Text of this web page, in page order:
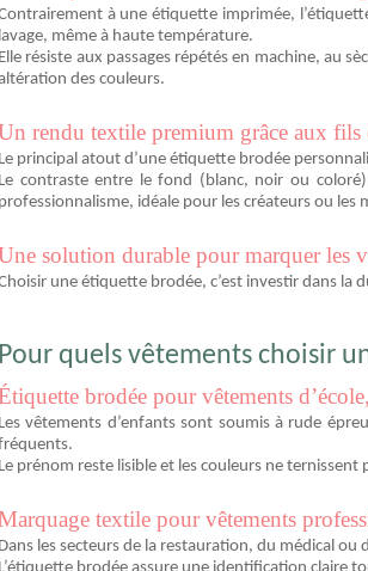
à une étiquette imprimée,
lavage, même à haute température.
Elle résiste aux passages répétés en machine, au
des couleurs.
rendu textile premium grâce aux fils
Le principal atout d’une étiquette brodée
Le contraste entre le fond (blanc, noir ou
professionnalisme, idéale pour les créateurs ou les
solution durable pour marquer les
une étiquette brodée, c’est investir dans la
Pour quels vêtements choisir
brodée pour vêtements
Les vêtements d’enfants sont soumis à rude
Le prénom reste lisible et les couleurs ne ternissent
textile pour vêtements
Dans les secteurs de la restauration, du médical